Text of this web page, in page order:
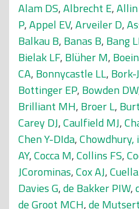
Alam DS,Albrecht E,
P,Appel EV,Arveiler D,
Balkau B, Banas B, Bang
Bielak LF, Blüher M,
CA, Bonnycastle LL, Bork-
Bottinger EP, Bowden DW
Brilliant MH, Broer L,
Carey DJ,Caulfield MJ,
Chen Y-DIda,Chowdhury,
AY,Cocca M,Collins FS,
JCorominas,Cox AJ,
Davies G,de Bakker PIW,
de Groot MCH,de